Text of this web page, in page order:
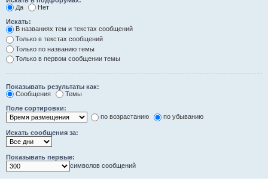
Да
Нет
Искать:
В названиях тем и текстах сообщений
Только в текстах сообщений
Только по названию темы
Только в первом сообщении темы
Показывать результаты как:
Сообщения
Темы
Поле сортировки:
по возрастанию
по убыванию
Искать сообщения за:
Показывать первые:
символов сообщений